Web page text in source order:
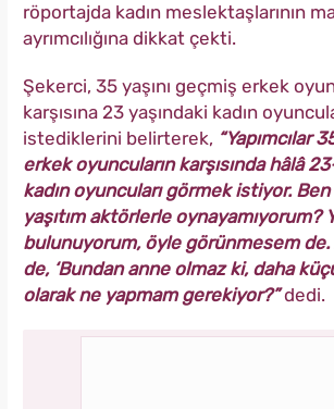
röportajda kadın meslektaşlarının
ayrımcılığına dikkat çekti.
Şekerci, 35 yaşını geçmiş erkek
karşısına 23 yaşındaki kadın
istediklerini belirterek, “Yapımcılar
erkek oyuncuların karşısında hâlâ
kadın oyuncuları görmek istiyor.
yaşıtım aktörlerle oynayamıyorum?
bulunuyorum, öyle görünmesem
de, ‘Bundan anne olmaz ki, daha
olarak ne yapmam gerekiyor?”dedi.